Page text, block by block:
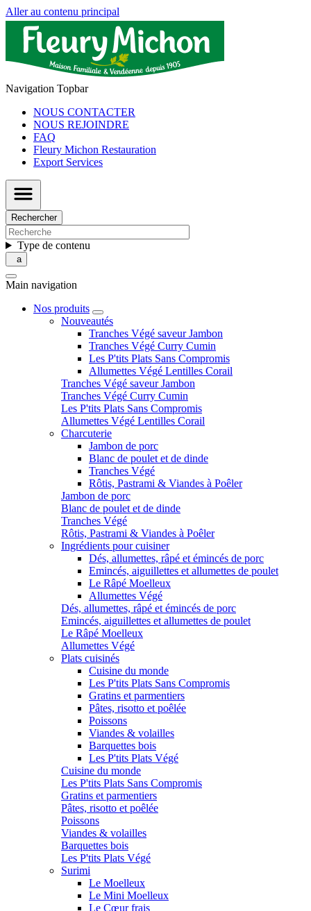
Aller au contenu principal
Navigation Topbar
NOUS CONTACTER
NOUS REJOINDRE
FAQ
Fleury Michon Restauration
Export Services
Rechercher
Type de contenu
Main navigation
Nos produits
Nouveautés
Tranches Végé saveur Jambon
Tranches Végé Curry Cumin
Les P'tits Plats Sans Compromis
Allumettes Végé Lentilles Corail
Tranches Végé saveur Jambon
Tranches Végé Curry Cumin
Les P'tits Plats Sans Compromis
Allumettes Végé Lentilles Corail
Charcuterie
Jambon de porc
Blanc de poulet et de dinde
Tranches Végé
Rôtis, Pastrami & Viandes à Poêler
Jambon de porc
Blanc de poulet et de dinde
Tranches Végé
Rôtis, Pastrami & Viandes à Poêler
Ingrédients pour cuisiner
Dés, allumettes, râpé et émincés de porc
Emincés, aiguillettes et allumettes de poulet
Le Râpé Moelleux
Allumettes Végé
Dés, allumettes, râpé et émincés de porc
Emincés, aiguillettes et allumettes de poulet
Le Râpé Moelleux
Allumettes Végé
Plats cuisinés
Cuisine du monde
Les P'tits Plats Sans Compromis
Gratins et parmentiers
Pâtes, risotto et poêlée
Poissons
Viandes & volailles
Barquettes bois
Les P'tits Plats Végé
Cuisine du monde
Les P'tits Plats Sans Compromis
Gratins et parmentiers
Pâtes, risotto et poêlée
Poissons
Viandes & volailles
Barquettes bois
Les P'tits Plats Végé
Surimi
Le Moelleux
Le Mini Moelleux
Le Cœur frais